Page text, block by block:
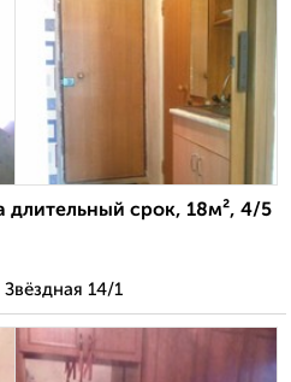
срок, 18м², 4/5
14/1